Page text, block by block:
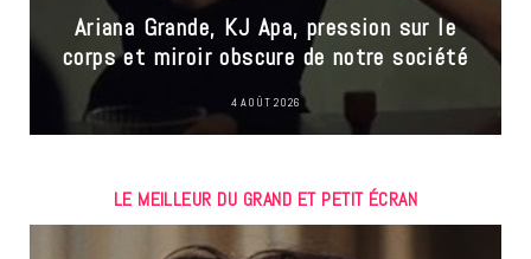
Ariana Grande, KJ Apa, pression sur le
corps et miroir obscure de notre société
4 AOÛT 2026
LE MEILLEUR DU GRAND ET PETIT ÉCRAN